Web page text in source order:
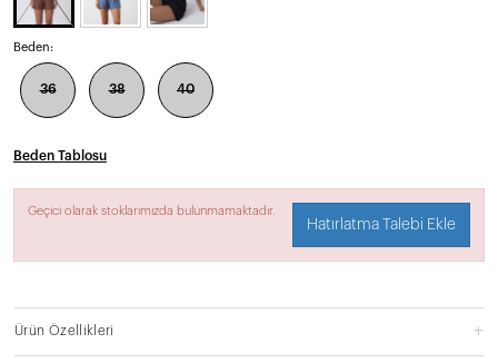
Beden:
36 38 40
Beden Tablosu
Geçici olarak stoklarımızda bulunmamaktadır.
Hatırlatma Talebi Ekle
Ürün Özellikleri